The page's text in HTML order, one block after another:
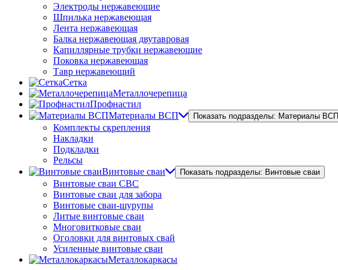
Электроды нержавеющие
Шпилька нержавеющая
Лента нержавеющая
Балка нержавеющая двутавровая
Капиллярные трубки нержавеющие
Поковка нержавеющая
Тавр нержавеющий
Сетка
Металлочерепица
Профнастил
Материалы ВСП
Показать подразделы: Материалы ВСП
Комплекты скрепления
Накладки
Подкладки
Рельсы
Винтовые сваи
Показать подразделы: Винтовые сваи
Винтовые сваи СВС
Винтовые сваи для забора
Винтовые сваи-шурупы
Литые винтовые сваи
Многовитковые сваи
Оголовки для винтовых свай
Усиленные винтовые сваи
Металлокаркасы